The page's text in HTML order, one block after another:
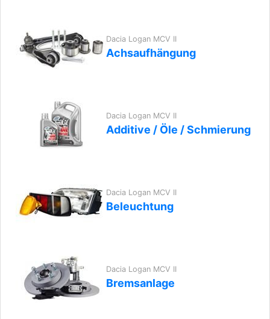
Dacia Logan MCV II
Achsaufhängung
Dacia Logan MCV II
Additive / Öle / Schmierung
Dacia Logan MCV II
Beleuchtung
Dacia Logan MCV II
Bremsanlage